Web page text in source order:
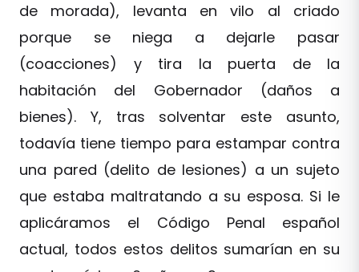
de morada), levanta en vilo al criado
porque se niega a dejarle pasar
(coacciones) y tira la puerta de la
habitación del Gobernador (daños a
bienes). Y, tras solventar este asunto,
todavía tiene tiempo para estampar contra
una pared (delito de lesiones) a un sujeto
que estaba maltratando a su esposa. Si le
aplicáramos el Código Penal español
actual, todos estos delitos sumarían en su